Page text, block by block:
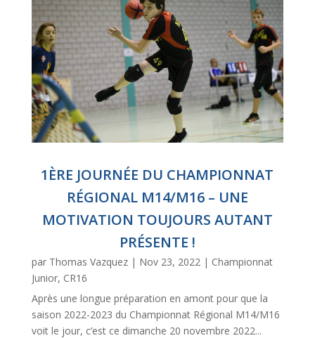
1ÈRE JOURNÉE DU CHAMPIONNAT
RÉGIONAL M14/M16 – UNE
MOTIVATION TOUJOURS AUTANT
PRÉSENTE !
par Thomas Vazquez| Nov 23, 2022 | Championnat
Junior, CR16
Après une longue préparation en amont pour que la
saison 2022-2023 du Championnat Régional M14/M16
voit le jour, c’est ce dimanche 20 novembre 2022...